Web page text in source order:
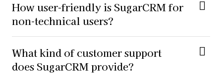
How user-friendly is SugarCRM for
non-technical users?
What kind of customer support
does SugarCRM provide?